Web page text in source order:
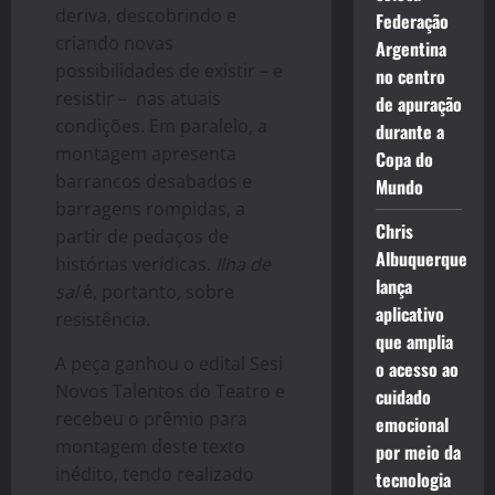
deriva, descobrindo e
criando novas
possibilidades de existir – e
resistir – nas atuais
condições. Em paralelo, a
montagem apresenta
barrancos desabados e
barragens rompidas, a
partir de pedaços de
histórias verídicas. Ilha de
salé, portanto, sobre
resistência.
A peça ganhou o edital Sesi
Novos Talentos do Teatro e
recebeu o prêmio para
montagem deste texto
inédito, tendo realizado
Federação
Argentina
no centro
de apuração
durante a
Copa do
Mundo
Chris
Albuquerque
lança
aplicativo
que amplia
o acesso ao
cuidado
emocional
por meio da
tecnologia